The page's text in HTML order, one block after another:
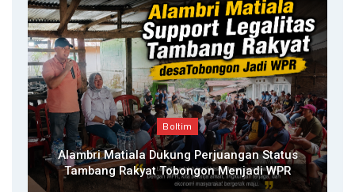
Boltim
Alambri Matiala Dukung Perjuangan Status
Tambang Rakyat Tobongon Menjadi WPR